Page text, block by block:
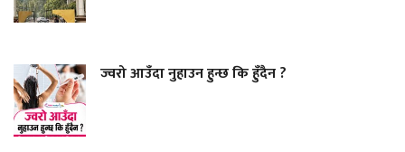
ज्वरो आउँदा नुहाउन हुन्छ कि हुँदैन ?